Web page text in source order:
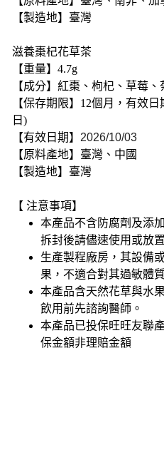
【製造地】臺灣
滋養棗杞花草茶
【重量】4.7g
【成分】紅棗、枸杞、草莓、
【保存期限】12個月，有效
日)
【有效日期】 2026/10/03
【原料產地】臺灣、中國
【製造地】臺灣
【 注意事項】
本產品不含防腐劑及添
拆封後請儘速使用或放
生產製程廠房，其設備
果，不適合對其過敏體
本產品含天然花草與水
飲用前先諮詢醫師。
本產品已投保旺旺友聯
保金額非理賠金額